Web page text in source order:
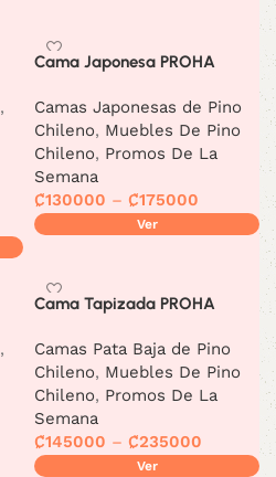
,
Cama Japonesa PROHA
Camas Japonesas de Pino
Chileno, Muebles De Pino
Chileno, Promos De La
Semana
₡130000 – ₡175000
Ver
,
Cama Tapizada PROHA
Camas Pata Baja de Pino
Chileno, Muebles De Pino
Chileno, Promos De La
Semana
₡145000 – ₡235000
Ver